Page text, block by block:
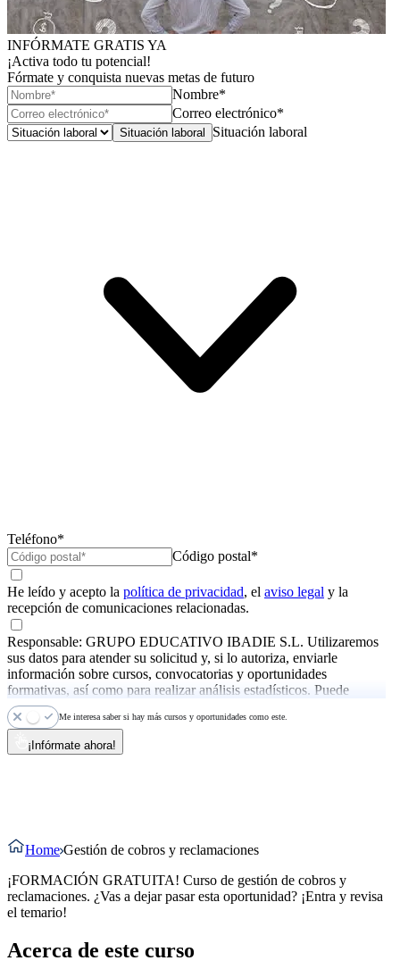
INFÓRMATE GRATIS YA
¡Activa todo tu potencial!
Fórmate y conquista nuevas metas de futuro
Nombre*
Correo electrónico*
Situación laboral Situación laboral
Teléfono*
Código postal*
He leído y acepto la política de privacidad, el aviso legal y la
recepción de comunicaciones relacionadas.
Responsable: GRUPO EDUCATIVO IBADIE S.L. Utilizaremos
sus datos para atender su solicitud y, si lo autoriza, enviarle
información sobre cursos, convocatorias y oportunidades
formativas, así como para realizar análisis estadísticos. Puede
ejercer sus derechos y consultar más información en la
privacidad.
Me interesa saber si hay más cursos y oportunidades como este.
¡Infórmate ahora!
Home Gestión de cobros y reclamaciones
¡FORMACIÓN GRATUITA! Curso de gestión de cobros y
reclamaciones. ¿Vas a dejar pasar esta oportunidad? ¡Entra y revisa
el temario!
Acerca de este curso